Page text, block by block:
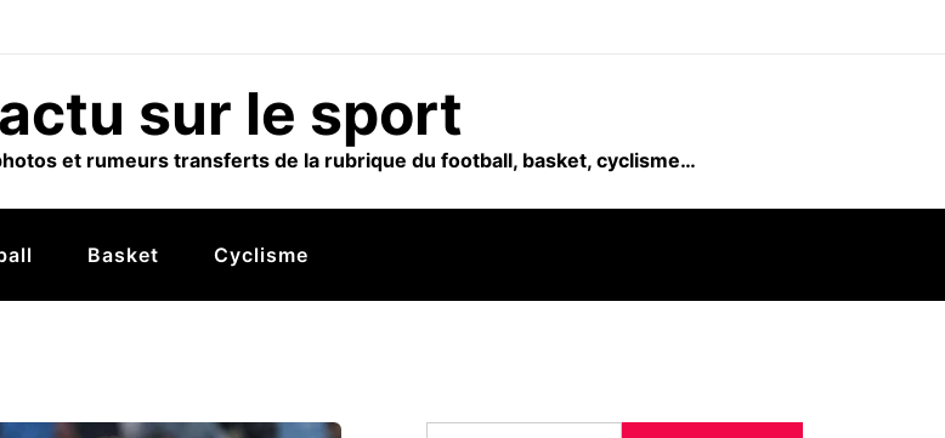
sur le sport
et rumeurs transferts de la rubrique du football, basket, cyclisme…
Basket Cyclisme